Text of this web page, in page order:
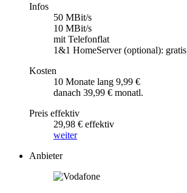
Infos
50 MBit/s
10 MBit/s
mit Telefonflat
1&1 HomeServer (optional): gratis
Kosten
10 Monate lang 9,99 €
danach 39,99 € monatl.
Preis effektiv
29,98 € effektiv
weiter
Anbieter